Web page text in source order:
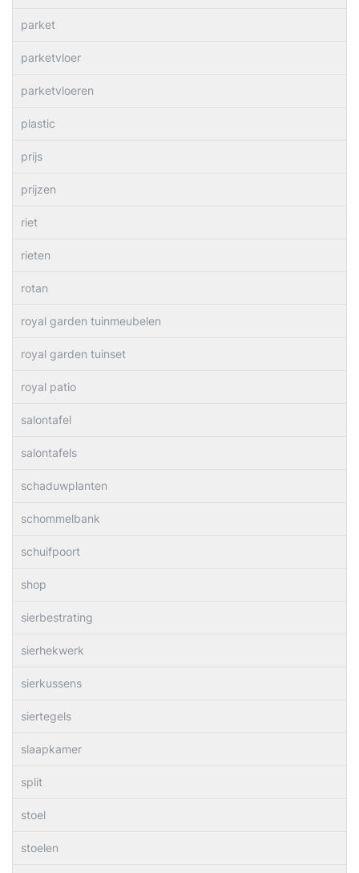
parket
parketvloer
parketvloeren
plastic
prijs
prijzen
riet
rieten
rotan
royal garden tuinmeubelen
royal garden tuinset
royal patio
salontafel
salontafels
schaduwplanten
schommelbank
schuifpoort
shop
sierbestrating
sierhekwerk
sierkussens
siertegels
slaapkamer
split
stoel
stoelen